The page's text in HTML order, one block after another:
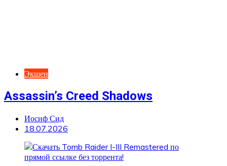
Экшен
Assassin’s Creed Shadows
Иосиф Сид
18.07.2026